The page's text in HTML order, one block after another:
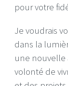
pour votre
Je voudrais
dans la
une nouvelle
volonté de